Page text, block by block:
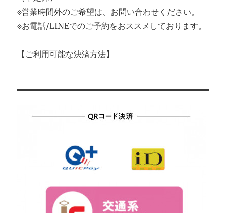
※営業時間外のご希望は、お問い合わせください。
※お電話/LINEでのご予約をおススメしております。
【ご利用可能な決済方法】